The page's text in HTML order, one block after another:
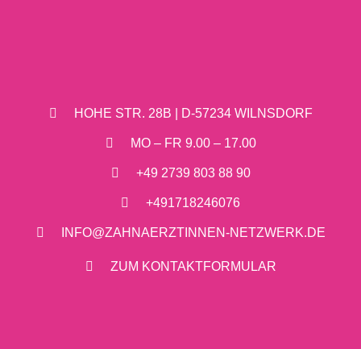
HOHE STR. 28B | D-57234 WILNSDORF
MO – FR 9.00 – 17.00
+49 2739 803 88 90
+491718246076
INFO@ZAHNAERZTINNEN-NETZWERK.DE
ZUM KONTAKTFORMULAR